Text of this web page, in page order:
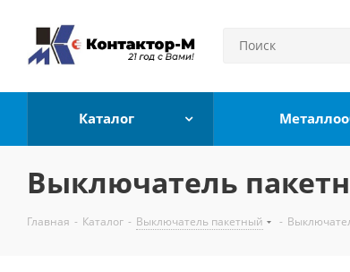
Каталог
Выключатель
Главная - Каталог - Выключатель пакетный -